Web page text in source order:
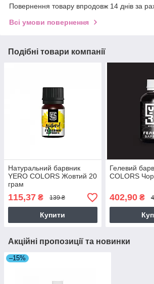
Повернення товару впродовж 14 днів за
Всі умови повернення
Подібні товари компанії
Натуральний барвник
YERO COLORS Жовтий 20
грам
115,37 ₴ 139 ₴
Купити
Гелевий
COLORS
402,90₴
Акційні пропозиції та новинки
–15%